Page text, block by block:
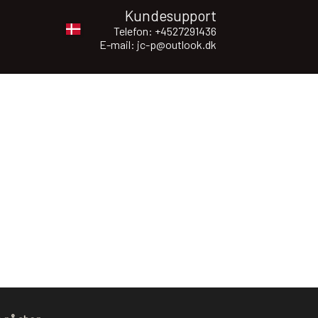
Kundesupport
Telefon: +4527291436
E-mail: jc-p@outlook.dk